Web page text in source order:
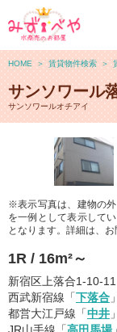
HOME ＞ 賃貸物件検索 ＞
サンソワール
サンソワールオチアイ
※表示写真は、建物の
を一例として表示して
となります。詳細は、
1R / 16m²～
新宿区上落合1-10-11
西武新宿線「下落合
都営大江戸線「中井